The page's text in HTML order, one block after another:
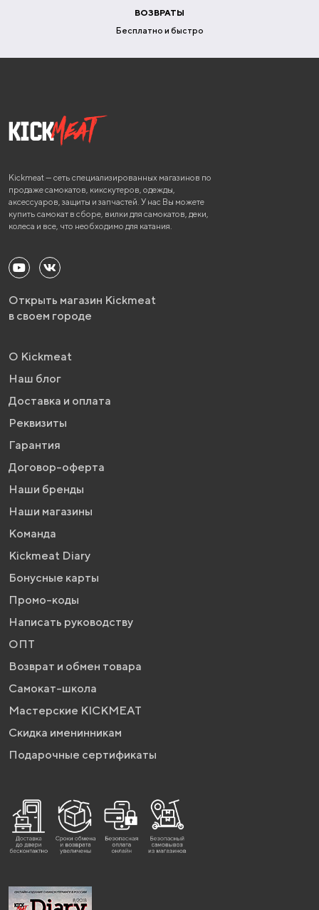
ВОЗВРАТЫ
Бесплатно и быстро
Kickmeat — сеть специализированных магазинов по
продаже самокатов, кикскутеров, одежды,
аксессуаров, защиты и запчастей. У нас Вы можете
купить самокат в сборе, вилки для самокатов, деки,
колеса и все, что необходимо для катания.
Открыть магазин Kickmeat
в своем городе
О Kickmeat
Наш блог
Доставка и оплата
Реквизиты
Гарантия
Договор-оферта
Наши бренды
Наши магазины
Команда
Kickmeat Diary
Бонусные карты
Промо-коды
Написать руководству
ОПТ
Возврат и обмен товара
Самокат-школа
Мастерские KICKMEAT
Скидка именинникам
Подарочные сертификаты